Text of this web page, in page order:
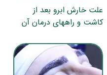
علت خارش ابرو بعد از
کاشت و راههای درمان آن